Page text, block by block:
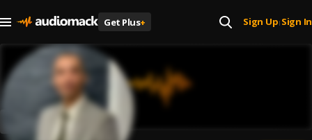
Get Plus+ Sign Up| Sign In